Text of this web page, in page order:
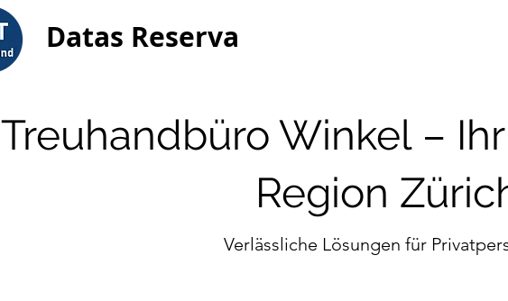
Datas Reserva
Treuhandbüro Winkel –
Region
Verlässliche Lösungen für